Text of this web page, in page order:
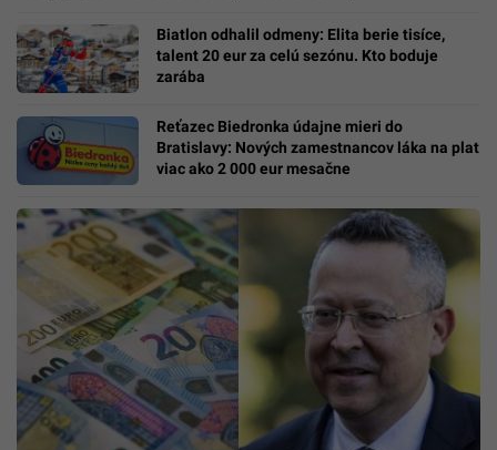
Biatlon odhalil odmeny: Elita berie tisíce,
talent 20 eur za celú sezónu. Kto boduje
zarába
Reťazec Biedronka údajne mieri do
Bratislavy: Nových zamestnancov láka na plat
viac ako 2 000 eur mesačne